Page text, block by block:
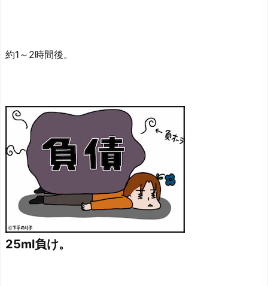
約1～2時間後。
25ml負け。